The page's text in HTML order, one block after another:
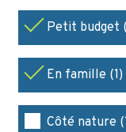
Petit budget
En famille (1)
Côté nature